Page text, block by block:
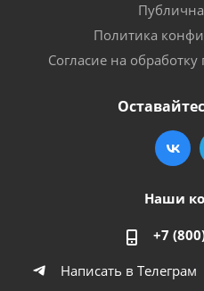
Политика
Согласие на
Наши
+7
Написать в Телеграм